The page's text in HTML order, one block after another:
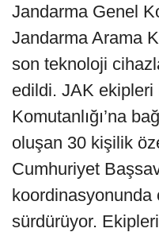
Jandarma Genel
Jandarma Arama
son teknoloji
edildi. JAK
Komutanlığı’na
oluşan 30 kişilik
Cumhuriyet
koordinasyonunda
sürdürüyor.